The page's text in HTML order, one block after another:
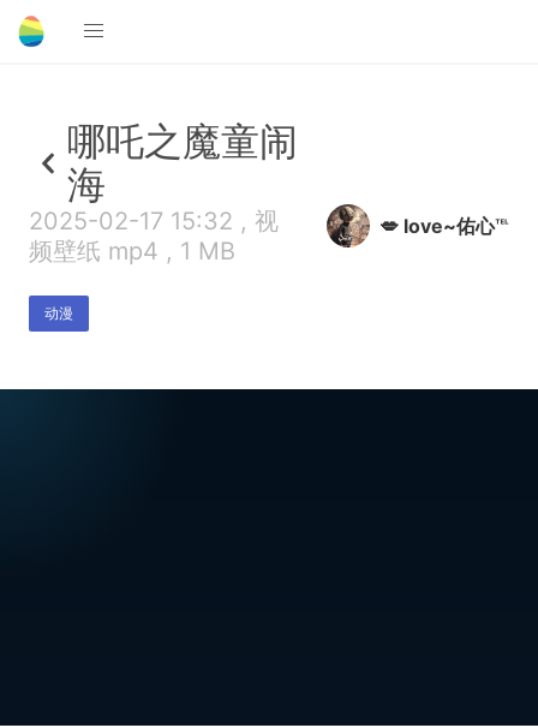
哪吒之魔童闹
海
2025-02-17 15:32 , 视
频壁纸 mp4 , 1 MB
动漫
💋 love~佑心℡